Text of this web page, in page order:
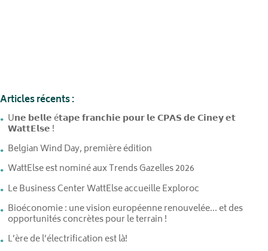
Articles récents :
U𝗻𝗲 𝗯𝗲𝗹𝗹𝗲 é𝘁𝗮𝗽𝗲 𝗳𝗿𝗮𝗻𝗰𝗵𝗶𝗲 𝗽𝗼𝘂𝗿 𝗹𝗲 𝗖𝗣𝗔𝗦 𝗱𝗲 𝗖𝗶𝗻𝗲𝘆 𝗲𝘁
𝗪𝗮𝘁𝘁𝗘𝗹𝘀𝗲 !
Belgian Wind Day, première édition
WattElse est nominé aux Trends Gazelles 2026
Le Business Center WattElse accueille Exploroc
Bioéconomie : une vision européenne renouvelée… et des
opportunités concrètes pour le terrain !
L’ère de l’électrification est là!